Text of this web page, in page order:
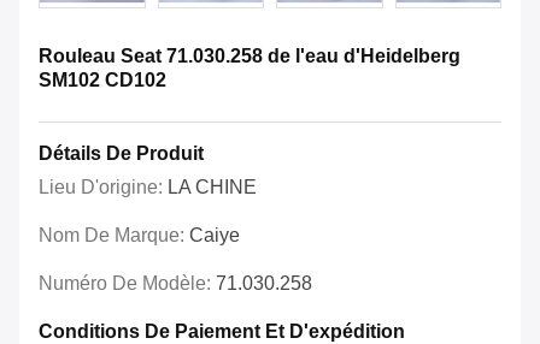
Rouleau Seat 71.030.258 de l'eau d'Heidelberg
SM102 CD102
Détails De Produit
Lieu D'origine: LA CHINE
Nom De Marque: Caiye
Numéro De Modèle: 71.030.258
Conditions De Paiement Et D'expédition